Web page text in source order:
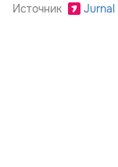
Источник Jurnal